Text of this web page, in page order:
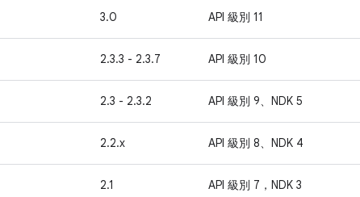
3.0 API 級別 11
2.3.3 - 2.3.7 API 級別 10
2.3 - 2.3.2 API 級別 9、NDK 5
2.2.x API 級別 8、NDK 4
2.1 API 級別 7，NDK 3